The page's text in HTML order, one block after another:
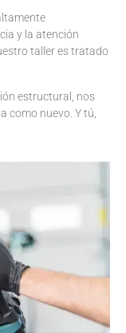
y la atención
taller es tratado
estructural, nos
como nuevo. Y tú,